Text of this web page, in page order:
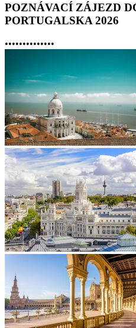
POZNÁVACÍ ZÁJEZD
PORTUGALSKA 2026
••••••••••••••